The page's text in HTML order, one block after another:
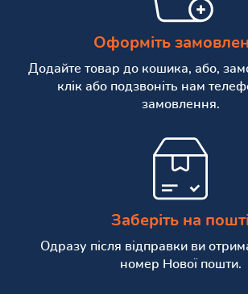
Оформіть
Додайте товар до кошика, або,
клік або подзвоніть нам
замовлення.
Заберіть на пошті
Одразу після відправки ви
номер Нової пошти.